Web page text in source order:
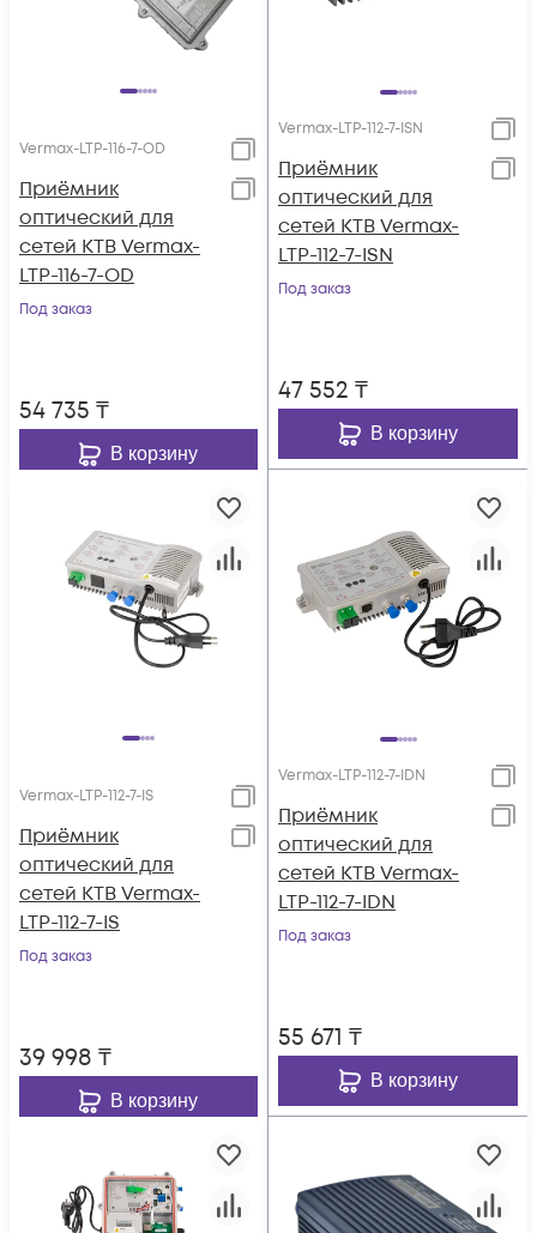
Vermax-LTP-116-7-OD
Приёмник
оптический для
сетей КТВ Vermax-
LTP-116-7-OD
Под заказ
54 735 ₸
В корзину
Vermax-LTP-112-7-ISN
Приёмник
оптический для
сетей КТВ Vermax-
LTP-112-7-ISN
Под заказ
47 552 ₸
В корзину
Vermax-LTP-112-7-IS
Приёмник
оптический для
сетей КТВ Vermax-
LTP-112-7-IS
Под заказ
39 998 ₸
В корзину
Vermax-LTP-112-7-IDN
Приёмник
оптический для
сетей КТВ Vermax-
LTP-112-7-IDN
Под заказ
55 671 ₸
В корзину